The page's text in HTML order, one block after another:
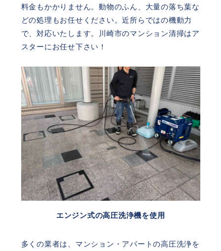
料金もかかりません。動物のふん、大量の落ち葉な
どの処理もお任せください。近所らではの機動力
で、対応いたします。川崎市のマンション清掃はア
スターにお任せ下さい！
エンジン式の高圧洗浄機を使用
多くの業者は、マンション・アパートの高圧洗浄を